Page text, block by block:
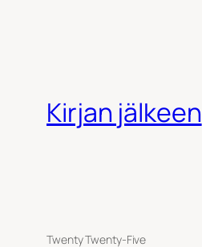
Kirjan jälkeen
Twenty Twenty-Five